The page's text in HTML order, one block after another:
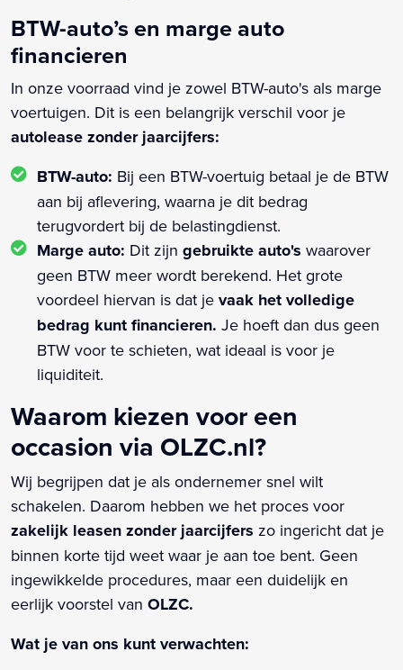
BTW-auto’s en marge auto
financieren
In onze voorraad vind je zowel BTW-auto's als marge
voertuigen. Dit is een belangrijk verschil voor je
autolease zonder jaarcijfers:
BTW-auto: Bij een BTW-voertuig betaal je de BTW
aan bij aflevering, waarna je dit bedrag
terugvordert bij de belastingdienst.
Marge auto: Dit zijn gebruikte auto's waarover
geen BTW meer wordt berekend. Het grote
voordeel hiervan is dat je vaak het volledige
bedrag kunt financieren. Je hoeft dan dus geen
BTW voor te schieten, wat ideaal is voor je
liquiditeit.
Waarom kiezen voor een
occasion via OLZC.nl?
Wij begrijpen dat je als ondernemer snel wilt
schakelen. Daarom hebben we het proces voor
zakelijk leasen zonder jaarcijfers zo ingericht dat je
binnen korte tijd weet waar je aan toe bent. Geen
ingewikkelde procedures, maar een duidelijk en
eerlijk voorstel van OLZC.
Wat je van ons kunt verwachten: